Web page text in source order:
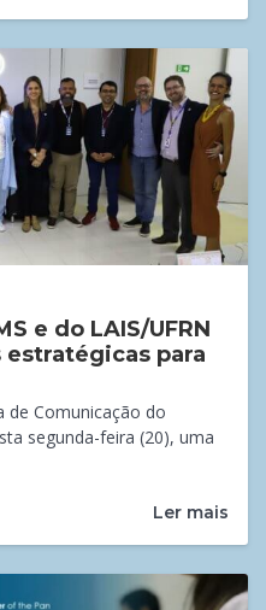
e do LAIS/UFRN
para
de Comunicação do
segunda-feira (20), uma
Ler mais